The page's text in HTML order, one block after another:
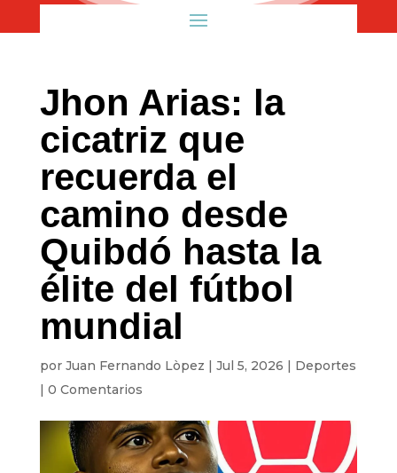
Jhon Arias: la
cicatriz que
recuerda el
camino desde
Quibdó hasta la
élite del fútbol
mundial
por Juan Fernando Lòpez | Jul 5, 2026 | Deportes
| 0 Comentarios